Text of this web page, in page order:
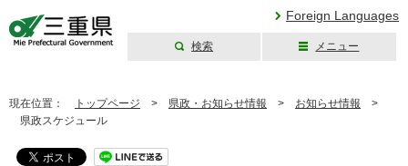
Foreign Languages
検索 メニュー
現在位置： トップページ > 県政・お知らせ情報 > お知らせ情報 >
県政スケジュール